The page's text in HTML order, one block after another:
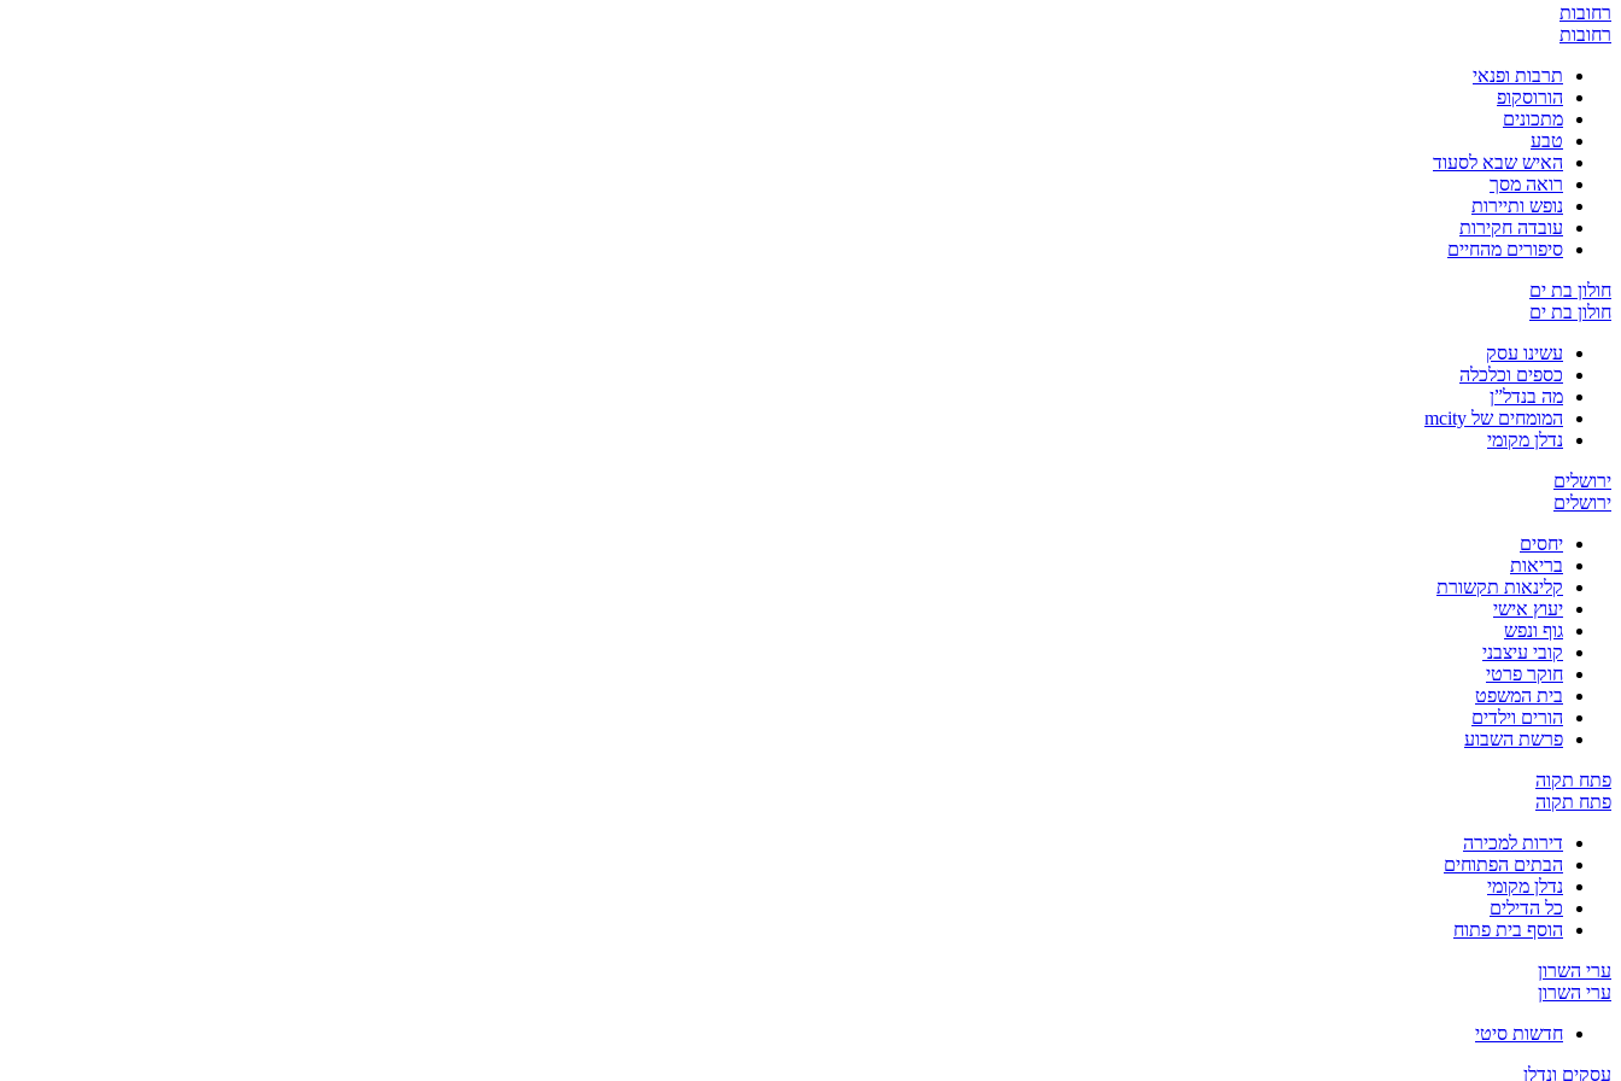
רחובות
רחובות
תרבות ופנאי
הורוסקופ
מתכונים
טבע
האיש שבא לסעוד
רואה מסך
נופש ותיירות
עובדה חקירות
סיפורים מהחיים
חולון בת ים
חולון בת ים
עשינו עסק
כספים וכלכלה
מה בנדל”ן
המומחים של mcity
נדלן מקומי
ירושלים
ירושלים
יחסים
בריאות
קלינאות תקשורת
יעוץ אישי
גוף ונפש
קובי עיצבני
חוקר פרטי
בית המשפט
הורים וילדים
פרשת השבוע
פתח תקוה
פתח תקוה
דירות למכירה
הבתים הפתוחים
נדלן מקומי
כל הדילים
הוסף בית פתוח
ערי השרון
ערי השרון
חדשות סיטי
עסקים ונדלן